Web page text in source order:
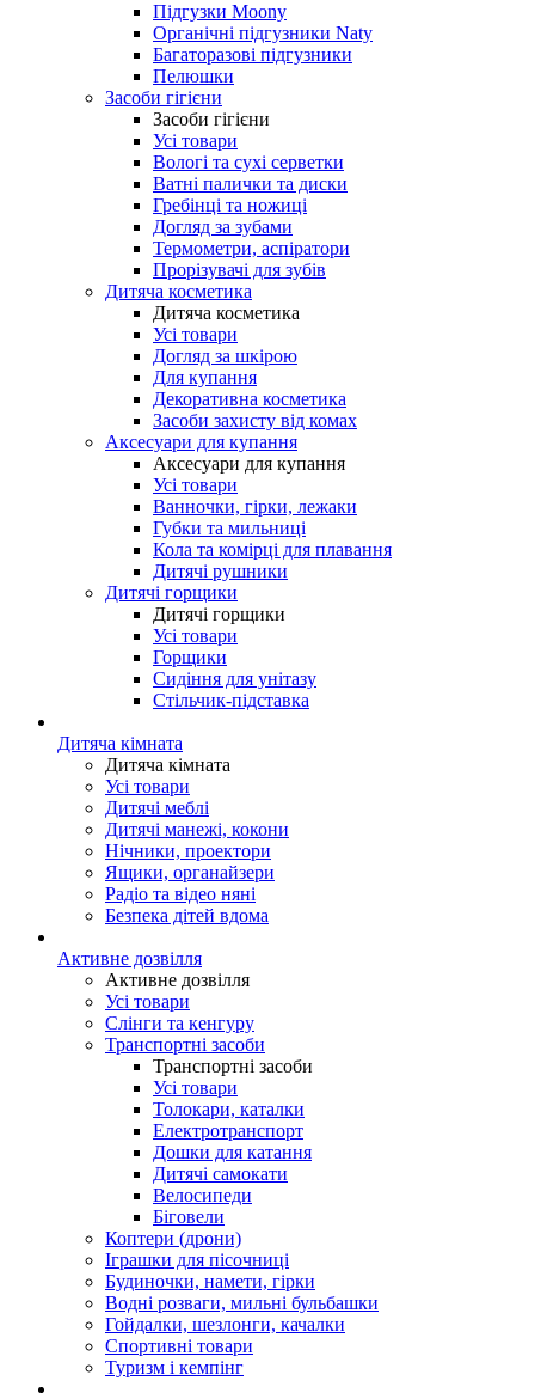
Підгузки Moony
Органічні підгузники Naty
Багаторазові підгузники
Пелюшки
Засоби гігієни
Засоби гігієни
Усі товари
Вологі та сухі серветки
Ватні палички та диски
Гребінці та ножиці
Догляд за зубами
Термометри, аспіратори
Прорізувачі для зубів
Дитяча косметика
Дитяча косметика
Усі товари
Догляд за шкірою
Для купання
Декоративна косметика
Засоби захисту від комах
Аксесуари для купання
Аксесуари для купання
Усі товари
Ванночки, гірки, лежаки
Губки та мильниці
Кола та комірці для плавання
Дитячі рушники
Дитячі горщики
Дитячі горщики
Усі товари
Горщики
Сидіння для унітазу
Стільчик-підставка
Дитяча кімната
Дитяча кімната
Усі товари
Дитячі меблі
Дитячі манежі, кокони
Нічники, проектори
Ящики, органайзери
Радіо та відео няні
Безпека дітей вдома
Активне дозвілля
Активне дозвілля
Усі товари
Слінги та кенгуру
Транспортні засоби
Транспортні засоби
Усі товари
Толокари, каталки
Електротранспорт
Дошки для катання
Дитячі самокати
Велосипеди
Біговели
Коптери (дрони)
Іграшки для пісочниці
Будиночки, намети, гірки
Водні розваги, мильні бульбашки
Гойдалки, шезлонги, качалки
Спортивні товари
Туризм і кемпінг